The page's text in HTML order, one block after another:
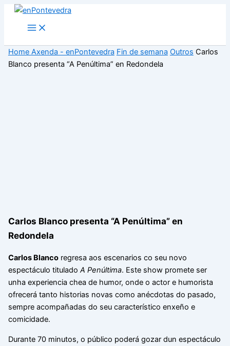
Main
Menu
Home Axenda - enPontevedra Fin de semana Outros Carlos
Blanco presenta “A Penúltima” en Redondela
Carlos Blanco presenta “A Penúltima” en
Redondela
Carlos Blancoregresa aos escenarios co seu novo
espectáculo titulado A Penúltima. Este show promete ser
unha experiencia chea de humor, onde o actor e humorista
ofrecerá tanto historias novas como anécdotas do pasado,
sempre acompañadas do seu característico enxeño e
comicidade.
Durante 70 minutos, o público poderá gozar dun espectáculo